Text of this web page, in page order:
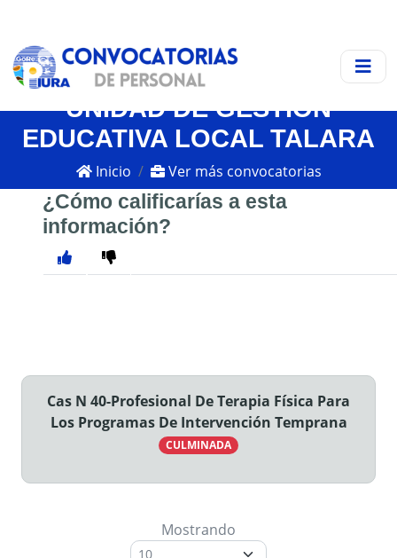
UNIDAD DE GESTIÓN
EDUCATIVA LOCAL TALARA
Inicio Ver más convocatorias
¿Cómo calificarías a esta
información?
Cas N 40-Profesional De Terapia Física Para
Los Programas De Intervención Temprana
CULMINADA
Mostrando